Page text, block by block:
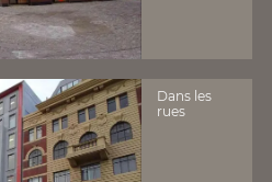
Dans les
rues